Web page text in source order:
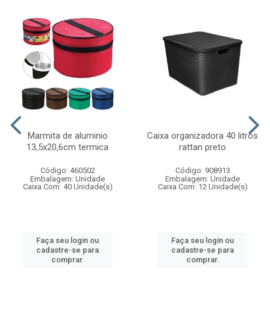
Marmita de aluminio
13,5x20,6cm termica
Código: 460502
Embalagem: Unidade
Caixa Com: 40 Unidade(s)
Faça seu login ou
cadastre-se para
comprar.
Caixa organizadora 40 litros
rattan preto
Código: 908913
Embalagem: Unidade
Caixa Com: 12 Unidade(s)
Faça seu login ou
cadastre-se para
comprar.